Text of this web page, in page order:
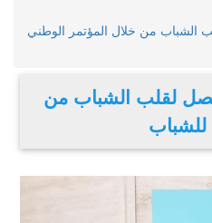
الشباب من خلال المؤتمر الوطني
لقلب الشباب من
للشباب